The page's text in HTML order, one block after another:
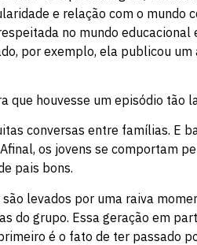
e relação com o mundo
no mundo
por exemplo, ela publicou
que houvesse um episódio tão
conversas entre famílias. E
os jovens se comportam
pais bons.
levados por uma raiva
do grupo. Essa geração em
é o fato de ter passado